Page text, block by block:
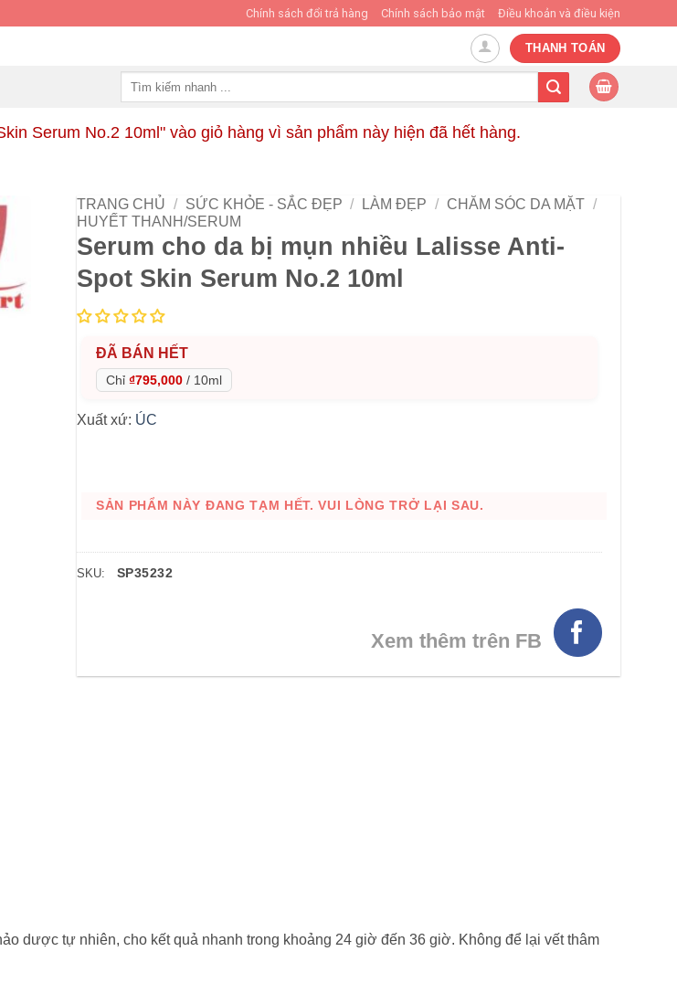
Chính sách đổi trả hàng Chính sách bảo mật Điều khoản và điều kiện
THANH TOÁN
Serum No.2 10ml" vào giỏ hàng vì sản phẩm này hiện đã hết hàng.
TRANG CHỦ / SỨC KHỎE - SẮC ĐẸP / LÀM ĐẸP / CHĂM SÓC DA MẶT /
HUYẾT THANH/SERUM
Serum cho da bị mụn nhiều Lalisse Anti-
Spot Skin Serum No.2 10ml
ĐÃ BÁN HẾT
Chỉ ₫795,000 / 10ml
Xuất xứ: ÚC
SẢN PHẨM NÀY ĐANG TẠM HẾT. VUI LÒNG TRỞ LẠI SAU.
SKU: SP35232
Xem thêm trên FB
dược tự nhiên, cho kết quả nhanh trong khoảng 24 giờ đến 36 giờ. Không để lại vết thâm